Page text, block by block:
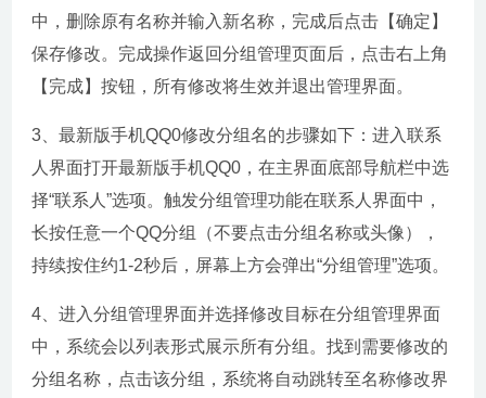
中，删除原有名称并输入新名称，完成后点击【确定】
保存修改。完成操作返回分组管理页面后，点击右上角
【完成】按钮，所有修改将生效并退出管理界面。
3、最新版手机QQ0修改分组名的步骤如下：进入联系
人界面打开最新版手机QQ0，在主界面底部导航栏中选
择“联系人”选项。触发分组管理功能在联系人界面中，
长按任意一个QQ分组（不要点击分组名称或头像），
持续按住约1-2秒后，屏幕上方会弹出“分组管理”选项。
4、进入分组管理界面并选择修改目标在分组管理界面
中，系统会以列表形式展示所有分组。找到需要修改的
分组名称，点击该分组，系统将自动跳转至名称修改界